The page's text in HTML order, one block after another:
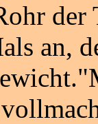
an,